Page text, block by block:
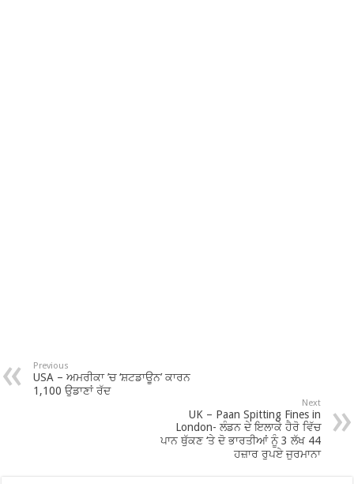
Previous
USA – ਅਮਰੀਕਾ ’ਚ ‘ਸ਼ਟਡਾਊਨ’ ਕਾਰਨ
1,100 ਉਡਾਣਾਂ ਰੱਦ
Next
UK – Paan Spitting Fines in
London- ਲੰਡਨ ਦੇ ਇਲਾਕੇ ਹੈਰੋ ਵਿੱਚ
ਪਾਨ ਥੁੱਕਣ ‘ਤੇ ਦੋ ਭਾਰਤੀਆਂ ਨੂੰ 3 ਲੱਖ 44
ਹਜ਼ਾਰ ਰੁਪਏ ਜੁਰਮਾਨਾ